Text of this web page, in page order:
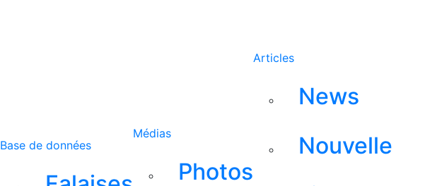
Base de données
Médias
Photos
Articles
News
Nouvelle